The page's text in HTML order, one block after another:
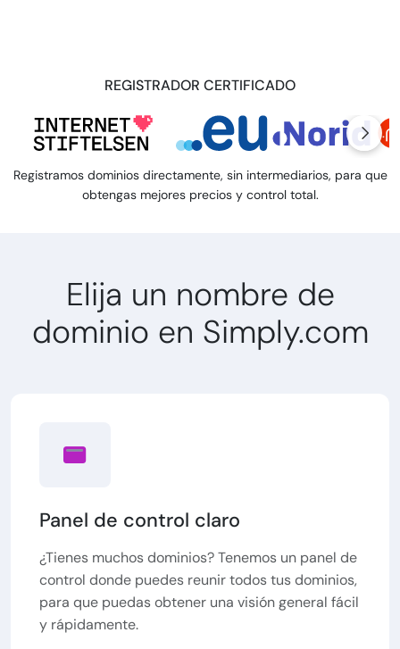
REGISTRADOR CERTIFICADO
Registramos dominios directamente, sin intermediarios, para que
obtengas mejores precios y control total.
Elija un nombre de
dominio en Simply.com
Panel de control claro
¿Tienes muchos dominios? Tenemos un panel de
control donde puedes reunir todos tus dominios,
para que puedas obtener una visión general fácil
y rápidamente.